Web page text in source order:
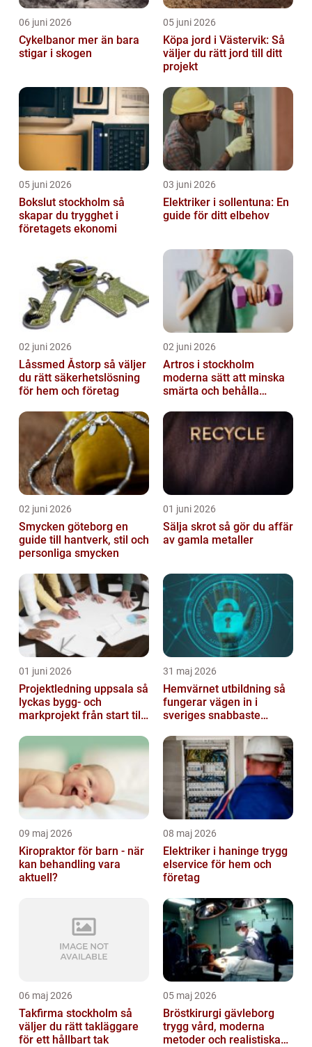
06 juni 2026
Cykelbanor mer än bara
stigar i skogen
05 juni 2026
Köpa jord i Västervik: Så
väljer du rätt jord till ditt
projekt
05 juni 2026
Bokslut stockholm så
skapar du trygghet i
företagets ekonomi
03 juni 2026
Elektriker i sollentuna: En
guide för ditt elbehov
02 juni 2026
Låssmed Åstorp så väljer
du rätt säkerhetslösning
för hem och företag
02 juni 2026
Artros i stockholm
moderna sätt att minska
smärta och behålla
02 juni 2026
Smycken göteborg en
guide till hantverk, stil och
personliga smycken
01 juni 2026
Sälja skrot så gör du affär
av gamla metaller
01 juni 2026
Projektledning uppsala så
lyckas bygg- och
markprojekt från start till
31 maj 2026
Hemvärnet utbildning så
fungerar vägen in i
sveriges snabbaste
09 maj 2026
Kiropraktor för barn - när
kan behandling vara
aktuell?
08 maj 2026
Elektriker i haninge trygg
elservice för hem och
företag
06 maj 2026
Takfirma stockholm så
väljer du rätt takläggare
för ett hållbart tak
05 maj 2026
Bröstkirurgi gävleborg
trygg vård, moderna
metoder och realistiska